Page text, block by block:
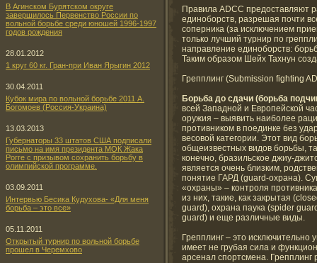
В Агинском Бурятском округе
завершилось Первенство России по
вольной борьбе среди юношей 1996-1997
годов рождения
28.01.2012
1 круг 60 кг. Гран-при Иван Ярыгин 2012
30.04.2011
Кубок мира по вольной борьбе 2011 А.
Богомоев (Россия-Украина)
13.03.2013
Губернаторы 33 штатов США подписали
письмо на имя президента МОК Жака
Рогге с призывом сохранить борьбу в
олимпийской программе.
03.09.2011
Интервью Бесика Кудухова- «Для меня
борьба – это все»
05.11.2011
Открытый турнир по вольной борьбе
прошел в Черемхово
Правила ADCC предоставляют
единоборств, разрешая почти
соперника (за исключением
только лучший турнир по
направление единоборств:
Таким образом Шейх Тахнун
Грепплинг (Submission fighting
Борьба до сдачи (борьба
всей Западной и Европейской
оружия – выявить наиболее
противником в поединке без
весовой категории. Этот вид
общеизвестных видов борьбы,
конечно, бразильское джиу-
является очень близким,
понятие ГАРД (guard-охрана).
«охраны» – контроля
из них, такие, как закрытая
guard), охрана паука (spider
guard) и еще различные виды.
Грепплинг – это
имеет не грубая сила и
арсенал спортсмена. Грепплинг